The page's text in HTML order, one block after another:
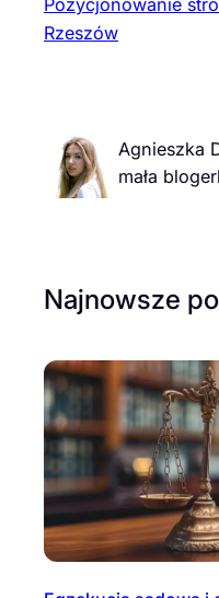
Pozycjonowanie
Rzeszów
Agnieszka
mała
Najnowsze